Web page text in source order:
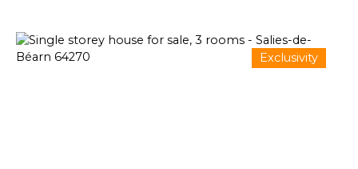
Exclusivity